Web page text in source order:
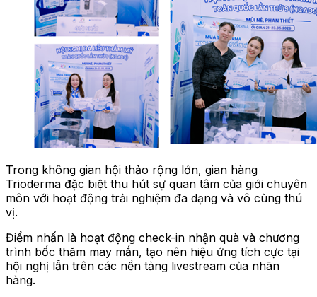
Trong không gian hội thảo rộng lớn, gian hàng
Trioderma đặc biệt thu hút sự quan tâm của giới chuyên
môn với hoạt động trải nghiệm đa dạng và vô cùng thú
vị.
Điểm nhấn là hoạt động check-in nhận quà và chương
trình bốc thăm may mắn, tạo nên hiệu ứng tích cực tại
hội nghị lẫn trên các nền tảng livestream của nhãn
hàng.